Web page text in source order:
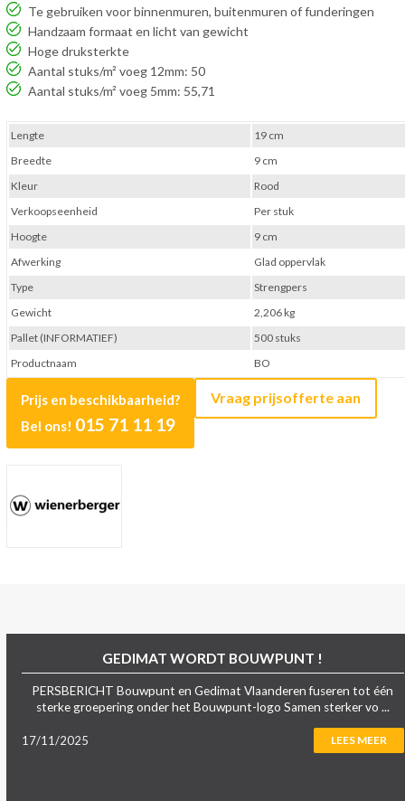
Te gebruiken voor binnenmuren, buitenmuren of funderingen
Handzaam formaat en licht van gewicht
Hoge druksterkte
Aantal stuks/m² voeg 12mm: 50
Aantal stuks/m² voeg 5mm: 55,71
Prijs en beschikbaarheid?
Bel ons! 015 71 11 19
Vraag prijsofferte aan
Lengte
19 cm
Breedte
9 cm
Kleur
Rood
Verkoopseenheid
Per stuk
Hoogte
9 cm
Afwerking
Glad oppervlak
Type
Strengpers
Gewicht
2,206 kg
Pallet (INFORMATIEF)
500 stuks
Productnaam
BO
GEDIMAT WORDT BOUWPUNT !
PERSBERICHT Bouwpunt en Gedimat Vlaanderen fuseren tot één
sterke groepering onder het Bouwpunt-logo Samen sterker vo ...
17/11/2025 LEES MEER